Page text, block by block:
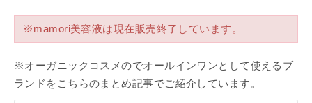
※mamori美容液は現在販売終了しています。
※オーガニックコスメのでオールインワンとして使えるブ
ランドをこちらのまとめ記事でご紹介しています。